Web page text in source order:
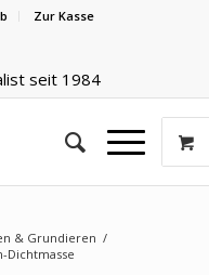
Zur Kasse
seit 1984
& Grundieren /
Dichtmasse